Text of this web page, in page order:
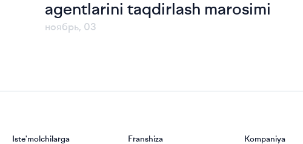
agentlarini taqdirlash marosimi
ноябрь, 03
Iste'molchilarga
Franshiza
Kompaniya